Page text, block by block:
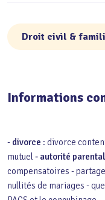
Droit civil &
Informations
- divorce : divorce
mutuel- autorité
compensatoires -
nullités de mariages -